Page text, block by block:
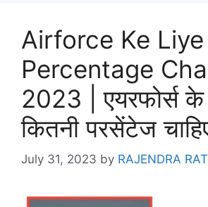
Airforce Ke
Percentage
2023 | एयरफोर्स के
कितनी परसेंटेज
July 31, 2023 by RAJENDRA